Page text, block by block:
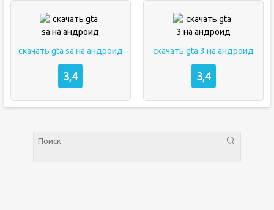
скачать gta sa на андроид
3,4
скачать gta 3 на андроид
3,4